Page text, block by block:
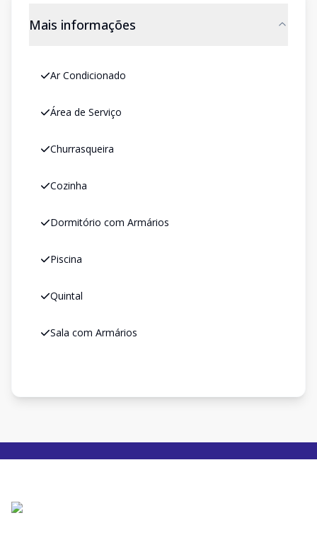
Mais informações
Ar Condicionado
Área de Serviço
Churrasqueira
Cozinha
Dormitório com Armários
Piscina
Quintal
Sala com Armários